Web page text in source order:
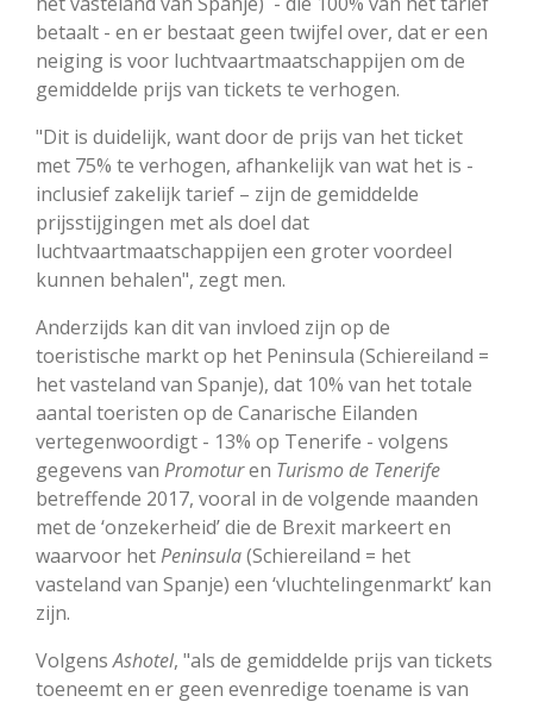
betaalt - en er bestaat geen twijfel over, dat er een
neiging is voor luchtvaartmaatschappijen om de
gemiddelde prijs van tickets te verhogen.
"Dit is duidelijk, want door de prijs van het ticket
met 75% te verhogen, afhankelijk van wat het is -
inclusief zakelijk tarief – zijn de gemiddelde
prijsstijgingen met als doel dat
luchtvaartmaatschappijen een groter voordeel
kunnen behalen", zegt men.
Anderzijds kan dit van invloed zijn op de
toeristische markt op het Peninsula (Schiereiland =
het vasteland van Spanje), dat 10% van het totale
aantal toeristen op de Canarische Eilanden
vertegenwoordigt - 13% op Tenerife - volgens
gegevens van Promoturen Turismode Tenerife
betreffende 2017, vooral in de volgende maanden
met de ‘onzekerheid’ die de Brexit markeert en
waarvoor hetPeninsula(Schiereiland = het
vasteland van Spanje) een ‘vluchtelingenmarkt’ kan
zijn.
VolgensAshotel, "als de gemiddelde prijs van tickets
toeneemt en er geen evenredige toename is van